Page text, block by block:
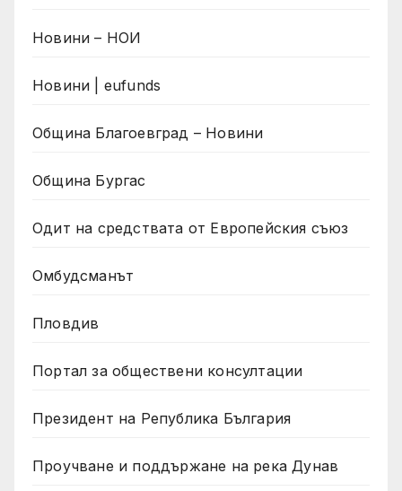
Новини – НОИ
Новини | eufunds
Община Благоевград – Новини
Община Бургас
Одит на средствата от Европейския съюз
Омбудсманът
Пловдив
Портал за обществени консултации
Президент на Република България
Проучване и поддържане на река Дунав